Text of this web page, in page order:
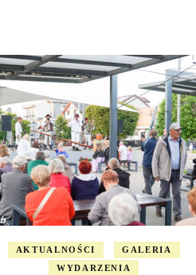
AKTUALNOŚCI
GALERIA
WYDARZENIA